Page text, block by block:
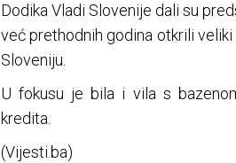
Dodika Vladi Slovenije dali su
već prethodnih godina otkrili
Sloveniju.
U fokusu je bila i vila s
kredita.
(Vijesti.ba)